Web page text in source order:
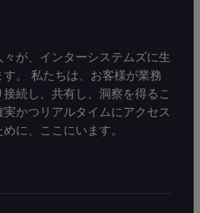
が、インターシステムズに生
。 私たちは、お客様が業務
続し、共有し、洞察を得るこ
かつリアルタイムにアクセス
に、ここにいます。